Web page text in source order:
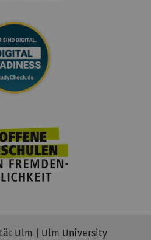
Ulm | Ulm University